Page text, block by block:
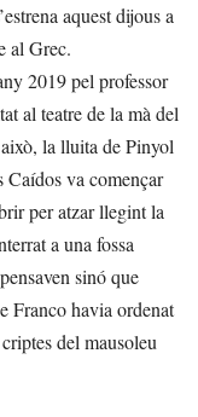
aquest dijous a
al Grec.
2019 pel professor
al teatre de la mà del
la lluita de Pinyol
Caídos va començar
per atzar llegint la
a una fossa
sinó que
Franco havia ordenat
del mausoleu